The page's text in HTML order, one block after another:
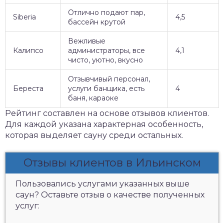
Siberia
Отлично подают пар,
бассейн крутой
4,5
Калипсо
Вежливые
администраторы, все
чисто, уютно, вкусно
4,1
Береста
Отзывчивый персонал,
услуги банщика, есть
баня, караоке
4
Рейтинг составлен на основе отзывов клиентов.
Для каждой указана характерная особенность,
которая выделяет сауну среди остальных.
Отзывы клиентов в Ильинском
Пользовались услугами указанных выше
саун? Оставьте отзыв о качестве полученных
услуг: